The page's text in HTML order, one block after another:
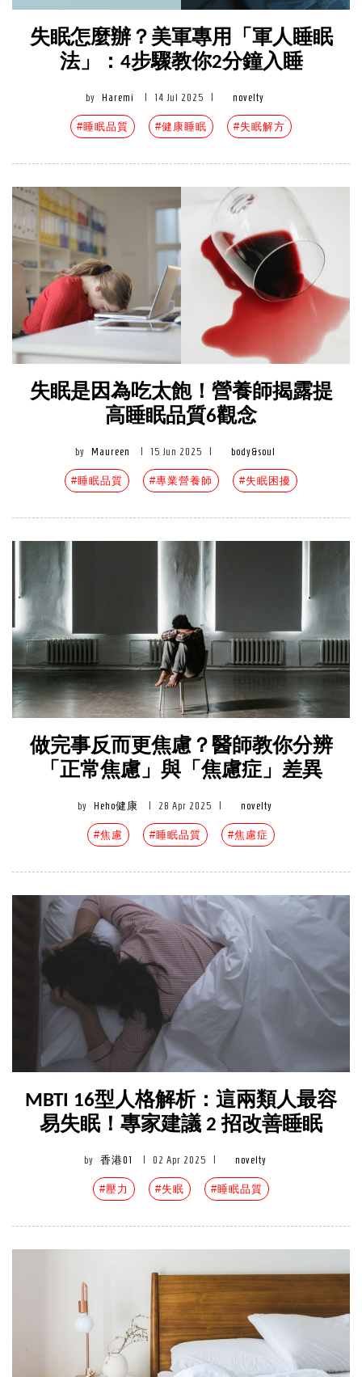
失眠怎麼辦？美軍專用「軍人睡眠
法」：4步驟教你2分鐘入睡
by Haremi 14 Jul 2025 novelty
#睡眠品質 #健康睡眠 #失眠解方
失眠是因為吃太飽！營養師揭露提
高睡眠品質6觀念
by Maureen 15 Jun 2025 body&soul
#睡眠品質 #專業營養師 #失眠困擾
做完事反而更焦慮？醫師教你分辨
「正常焦慮」與「焦慮症」差異
by Heho健康 28 Apr 2025 novelty
#焦慮 #睡眠品質 #焦慮症
MBTI 16型人格解析：這兩類人最容
易失眠！專家建議 2 招改善睡眠
by 香港01 02 Apr 2025 novelty
#壓力 #失眠 #睡眠品質